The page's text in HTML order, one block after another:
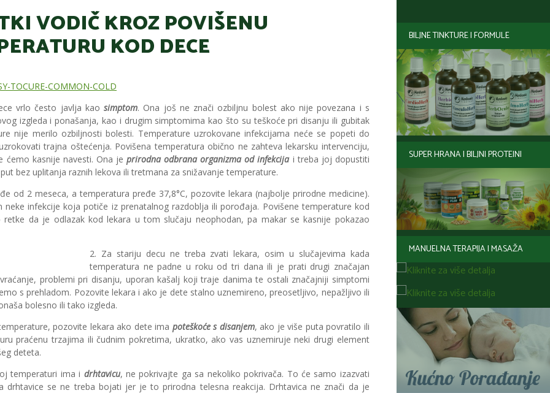
BILJNE TINKTURE I FORMULE
SUPER HRANA I BILJNI PROTEINI
MANUELNA TERAPIJA I MASAŽA
VODIČ KROZ POVIŠENU
KOD DECE
vrlo često javlja kaosimptom. Ona još ne znači ozbiljnu bolest ako nije povezana i s
izgleda i ponašanja, kao i drugim simptomima kao što su teškoće pri disanju ili gubitak
nije merilo ozbiljnosti bolesti. Temperature uzrokovane infekcijama neće se popeti do
trajna oštećenja. Povišena temperatura obično ne zahteva lekarsku intervenciju,
ćemo kasnije navesti. Ona jeprirodna odbrana organizma od infekcija i treba joj dopustiti
bez uplitanja raznih lekova ili tretmana za snižavanje temperature.
od 2 meseca, a temperatura pređe 37,8°C, pozovite lekara (najbolje prirodne medicine).
infekcije koja potiče iz prenatalnog razdoblja ili porođaja. Povišene temperature kod
da je odlazak kod lekara u tom slučaju neophodan, pa makar se kasnije pokazao
2. Za stariju decu ne treba zvati lekara, osim u slučajevima kada
temperatura ne padne u roku od tri dana ili je prati drugi značajan
problemi pri disanju, uporan kašalj koji traje danima te ostali značajniji simptomi
s prehladom. Pozovite lekara i ako je dete stalno uznemireno, preosetljivo, nepažljivo ili
bolesno ili tako izgleda.
pozovite lekara ako dete ima poteškoće s disanjem, ako je više puta povratilo ili
praćenu trzajima ili čudnim pokretima, ukratko, ako vas uznemiruje neki drugi element
deteta.
temperaturi ima i drhtavicu, ne pokrivajte ga sa nekoliko pokrivača. To će samo izazvati
drhtavice se ne treba bojati jer je to prirodna telesna reakcija. Drhtavica ne znači da je